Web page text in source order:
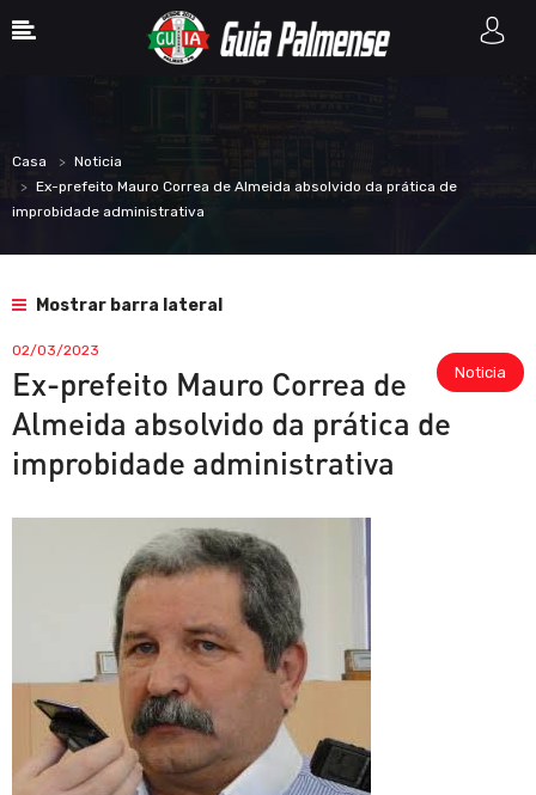
Casa
Noticia
Ex-prefeito Mauro Correa de Almeida absolvido da prática de
improbidade administrativa
Mostrar barra lateral
Noticia
02/03/2023
Ex-prefeito Mauro Correa de
Almeida absolvido da prática de
improbidade administrativa